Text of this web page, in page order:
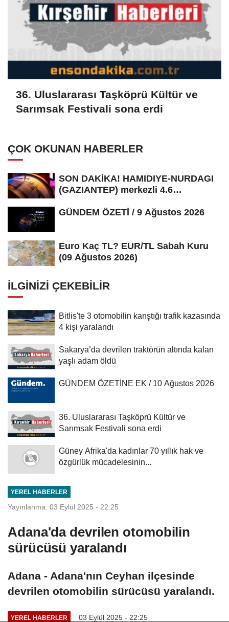
36. Uluslararası Taşköprü Kültür ve
Sarımsak Festivali sona erdi
ÇOK OKUNAN HABERLER
SON DAKİKA! HAMIDIYE-NURDAGI
(GAZIANTEP) merkezli 4.6
GÜNDEM ÖZETİ / 9 Ağustos 2026
Euro Kaç TL? EUR/TL Sabah Kuru
(09 Ağustos 2026)
İLGINIZI ÇEKEBILIR
Bitlis'te 3 otomobilin karıştığı trafik kazasında
4 kişi yaralandı
Sakarya’da devrilen traktörün altında kalan
yaşlı adam öldü
GÜNDEM ÖZETİNE EK / 10 Ağustos 2026
36. Uluslararası Taşköprü Kültür ve
Sarımsak Festivali sona erdi
Güney Afrika'da kadınlar 70 yıllık hak ve
özgürlük mücadelesinin...
YEREL HABERLER
Yayınlanma: 03 Eylül 2025 - 22:25
Adana'da devrilen otomobilin
sürücüsü yaralandı
Adana - Adana'nın Ceyhan ilçesinde
devrilen otomobilin sürücüsü yaralandı.
YEREL HABERLER 03 Eylül 2025 - 22:25